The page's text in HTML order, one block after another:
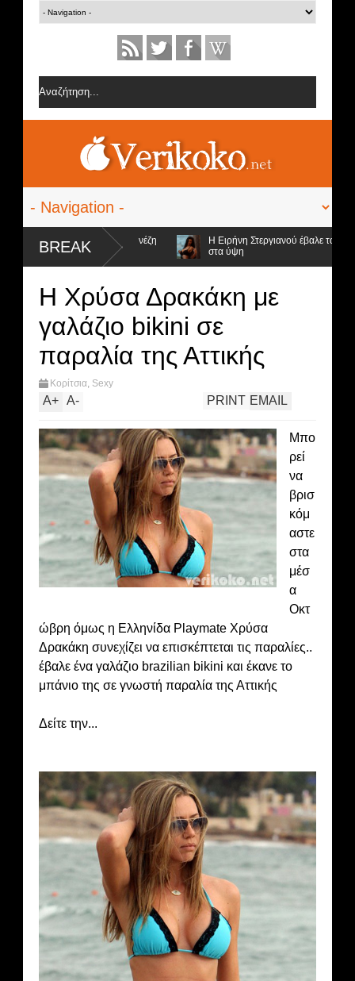
BREAK
της Σοφίας Δανέζη
Η Ειρήνη Στεργιανού έβαλε τα... μαύρα της
στα ύψη
Η Χρύσα Δρακάκη με
γαλάζιο bikini σε
παραλία της Αττικής
Κορίτσια, Sexy
A+ A- EMAIL
PRINT
Μπο
ρεί
να
βρισ
κόμ
αστε
στα
μέσ
α
Οκτ
ώβρη όμως η Ελληνίδα Playmate Χρύσα
Δρακάκη συνεχίζει να επισκέπτεται τις παραλίες..
έβαλε ένα γαλάζιο brazilian bikini και έκανε το
μπάνιο της σε γνωστή παραλία της Αττικής
Δείτε την...